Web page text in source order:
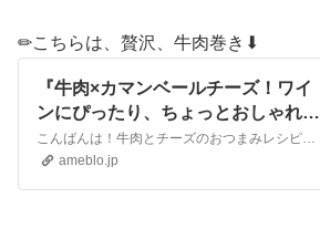
✏︎こちらは、贅沢、牛肉巻き⬇︎
『牛肉×カマンベールチーズ！ワイ
ンにぴったり、ちょっとおしゃれな
おつまみレシピ』
こんばんは！牛肉とチーズのおつまみレシピのご紹介です。簡単にできるのに、ちょっとおしゃれ。濃厚なカマンベールチーズを使って、贅沢感があるおつまみです。ワインの…
ameblo.jp